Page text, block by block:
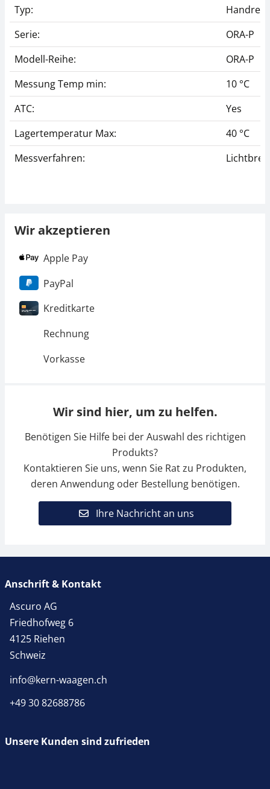
Typ:
Serie:
ORA-P
Modell-Reihe:
ORA-P
Messung Temp min:
10 °C
ATC:
Yes
Lagertemperatur Max:
40 °C
Messverfahren:
Wir akzeptieren
Apple Pay
PayPal
Kreditkarte
Rechnung
Vorkasse
Wir sind hier, um zu helfen.
Benötigen Sie Hilfe bei der Auswahl des richtigen
Produkts?
Kontaktieren Sie uns, wenn Sie Rat zu Produkten,
deren Anwendung oder Bestellung benötigen.
Ihre Nachricht an uns
Anschrift & Kontakt
Ascuro AG
Friedhofweg 6
4125 Riehen
Schweiz
info@kern-waagen.ch
+49 30 82688786
Unsere Kunden sind zufrieden